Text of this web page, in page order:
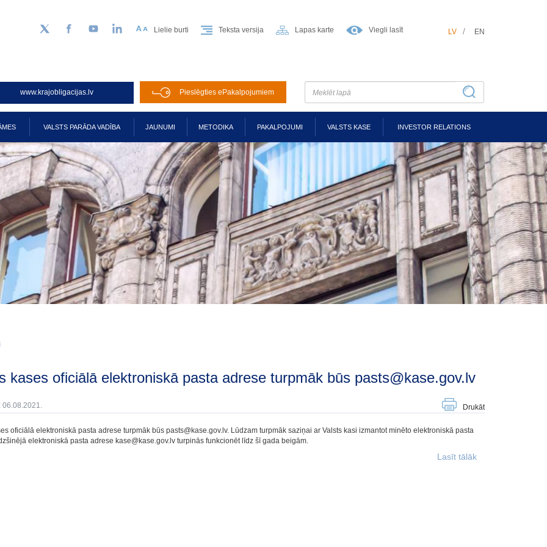
Sekojiet mums Twitter
FacebookYouTubeLinkedIn Lielie burti Teksta versija Lapas karte Viegli lasīt LV EN
www.krajobligacijas.lv Pieslēgties ePakalpojumiem
VALSTS PARĀDA VADĪBA JAUNUMI METODIKA PAKALPOJUMI VALSTS KASE INVESTOR RELATIONS
kases oficiālā elektroniskā pasta adrese turpmāk būs pasts@kase.gov.lv
06.08.2021. Drukāt
oficiālā elektroniskā pasta adrese turpmāk būs pasts@kase.gov.lv. Lūdzam turpmāk saziņai ar Valsts kasi izmantot minēto elektroniskā pasta
elektroniskā pasta adrese kase@kase.gov.lv turpinās funkcionēt līdz šī gada beigām.
Lasīt tālāk